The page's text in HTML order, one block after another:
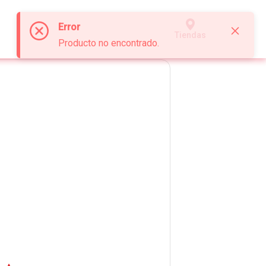
Error
Producto no encontrado.
Tiendas